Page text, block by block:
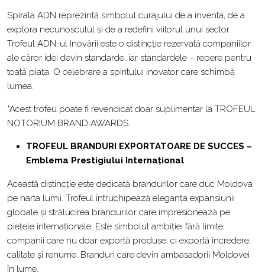
Spirala ADN reprezintă simbolul curajului de a inventa, de a
explora necunoscutul și de a redefini viitorul unui sector.
Trofeul ADN-ul Inovării este o distincție rezervată companiilor
ale căror idei devin standarde, iar standardele – repere pentru
toată piața. O celebrare a spiritului inovator care schimbă
lumea.
*Acest trofeu poate fi revendicat doar suplimentar la TROFEUL
NOTORIUM BRAND AWARDS.
TROFEUL BRANDURI EXPORTATOARE DE SUCCES –
Emblema Prestigiului Internațional
Această distincție este dedicată brandurilor care duc Moldova
pe harta lumii. Trofeul întruchipează eleganța expansiunii
globale și strălucirea brandurilor care impresionează pe
piețele internaționale. Este simbolul ambiției fără limite:
companii care nu doar exportă produse, ci exportă încredere,
calitate și renume. Branduri care devin ambasadorii Moldovei
în lume.